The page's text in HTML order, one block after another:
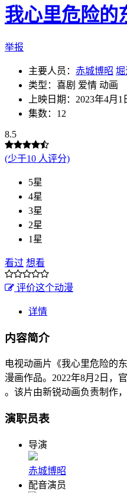
我心里危险的
举报
主要人员： 赤城博昭 堀
类型：喜剧 爱情 动画
上映日期：2023年4月1
集数：12
8.5
(少于10 人评分)
5星
4星
3星
2星
1星
看过 想看
评价这个动漫
详情
内容简介
电视动画片《我心里危险的
漫画作品。2022年8月2日，
。该片由新锐动画负责制作
演职员表
导演
赤城博昭
配音演员